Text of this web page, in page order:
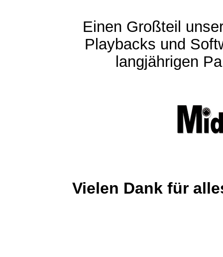
Einen Großteil
Playbacks und
langjährigen
Vielen Dank für